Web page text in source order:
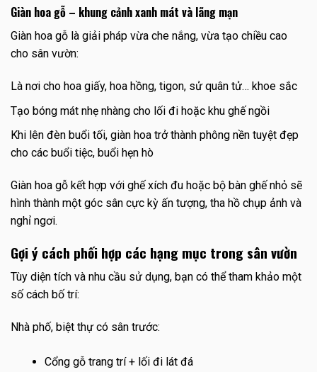
Giàn hoa gỗ – khung cảnh xanh mát và lãng mạn
Giàn hoa gỗ là giải pháp vừa che nắng, vừa tạo chiều cao
cho sân vườn:
Là nơi cho hoa giấy, hoa hồng, tigon, sử quân tử… khoe sắc
Tạo bóng mát nhẹ nhàng cho lối đi hoặc khu ghế ngồi
Khi lên đèn buổi tối, giàn hoa trở thành phông nền tuyệt đẹp
cho các buổi tiệc, buổi hẹn hò
Giàn hoa gỗ kết hợp với ghế xích đu hoặc bộ bàn ghế nhỏ sẽ
hình thành một góc sân cực kỳ ấn tượng, tha hồ chụp ảnh và
nghỉ ngơi.
Gợi ý cách phối hợp các hạng mục trong sân vườn
Tùy diện tích và nhu cầu sử dụng, bạn có thể tham khảo một
số cách bố trí:
Nhà phố, biệt thự có sân trước:
Cổng gỗ trang trí + lối đi lát đá